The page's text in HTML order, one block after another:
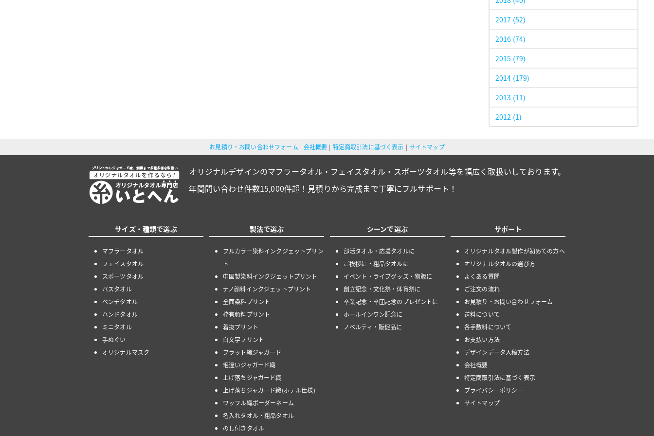
2017 (52)
2016 (74)
2015 (79)
2014 (179)
2013 (11)
2012 (1)
お見積り・お問い合わせフォーム 会社概要 特定商取引法に基づく表示 サイトマップ
オリジナルデザインのマフラータオル・フェイスタオル・スポーツタオル等を幅広く取扱いしております。
年間問い合わせ件数15,000件超！見積りから完成まで丁寧にフルサポート！
サイズ・種類で選ぶ
マフラータオル
フェイスタオル
スポーツタオル
バスタオル
ベンチタオル
ハンドタオル
ミニタオル
手ぬぐい
オリジナルマスク
製法で選ぶ
フルカラー染料インクジェットプリン
ト
中国製染料インクジェットプリント
ナノ顔料インクジェットプリント
全面染料プリント
枠有顔料プリント
着抜プリント
白文字プリント
フラット織ジャガード
毛違いジャガード織
上げ落ちジャガード織
上げ落ちジャガード織(ホテル仕様)
ワッフル織ボーダーネーム
名入れタオル・粗品タオル
のし付きタオル
シーンで選ぶ
部活タオル・応援タオルに
ご挨拶に・粗品タオルに
イベント・ライブグッズ・物販に
創立記念・文化祭・体育祭に
卒業記念・卒団記念のプレゼントに
ホールインワン記念に
ノベルティ・販促品に
サポート
オリジナルタオル製作が初めての方へ
オリジナルタオルの選び方
よくある質問
ご注文の流れ
お見積り・お問い合わせフォーム
送料について
各手数料について
お支払い方法
デザインデータ入稿方法
会社概要
特定商取引法に基づく表示
プライバシーポリシー
サイトマップ